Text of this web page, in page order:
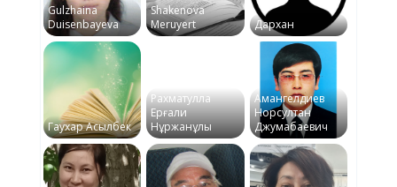
Gulzhaina
Duisenbayeva
Shakenova
Meruyert
Дархан
Гаухар Асылбек
Рахматулла
Ерғали
Нұржанұлы
Амангелдиев
Норсултан
Джумабаевич